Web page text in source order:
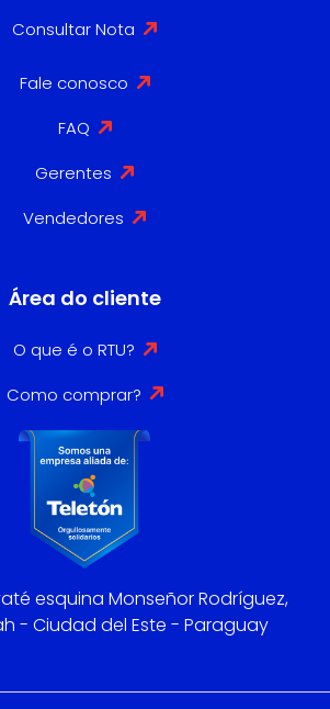
Consultar Nota
Fale conosco
FAQ
Gerentes
Vendedores
Área do cliente
O que é o RTU?
Como comprar?
esquina Monseñor Rodríguez,
- Ciudad del Este - Paraguay